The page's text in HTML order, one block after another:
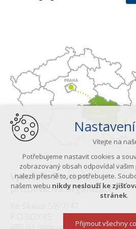
Vysočina Tourism,
příspěvková organizace
Vítejte na
Potřebujeme nastavit cookies a
zobrazovaný obsah odpovídal
nalezli přesně to, co potřebujete.
našem webu nikdy neslouží ke
stránek.
Přijmout všechny